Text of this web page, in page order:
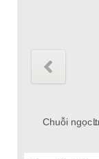
Chuỗi ngọc